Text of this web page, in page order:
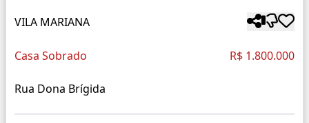
VILA MARIANA
Casa Sobrado R$ 1.800.000
Rua Dona Brígida